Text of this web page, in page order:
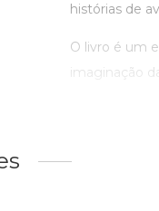
histórias de
O livro é um
imaginação